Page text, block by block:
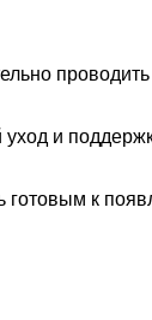
и
готовым к